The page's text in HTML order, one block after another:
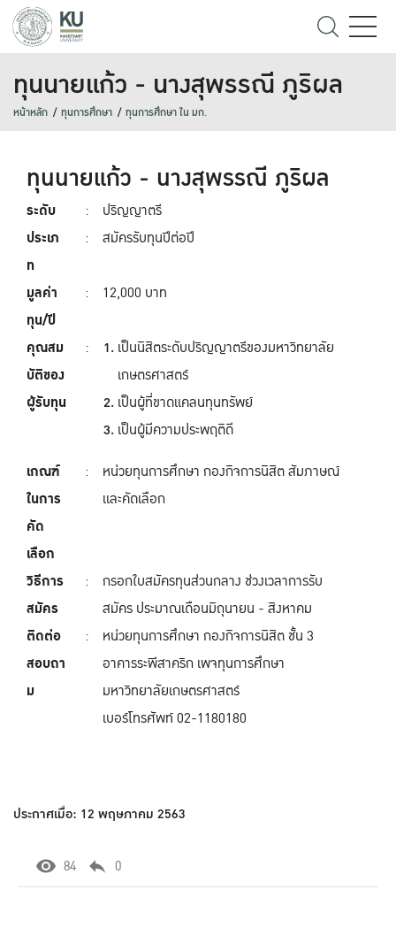
ทุนนายแก้ว - นางสุพรรณี ภูริผล
หน้าหลัก ทุนการศึกษา ทุนการศึกษา ใน มก.
ทุนนายแก้ว - นางสุพรรณี ภูริผล
ระดับ :
ปริญญาตรี
ประเภ
ท
: สมัครรับทุนปีต่อปี
มูลค่า
ทุน/ปี
: 12,000 บาท
คุณสม
บัติของ
ผู้รับทุน
:
เป็นนิสิตระดับปริญญาตรีของมหาวิทยาลัย
เกษตรศาสตร์
เป็นผู้ที่ขาดแคลนทุนทรัพย์
เป็นผู้มีความประพฤติดี
เกณฑ์
ในการ
คัด
เลือก
:
หน่วยทุนการศึกษา กองกิจการนิสิต สัมภาษณ์
และคัดเลือก
วิธีการ
สมัคร
:
กรอกใบสมัครทุนส่วนกลาง ช่วงเวลาการรับ
สมัคร ประมาณเดือนมิถุนายน - สิงหาคม
ติดต่อ
สอบถา
ม
:
หน่วยทุนการศึกษา กองกิจการนิสิต ชั้น 3
อาคารระพีสาคริก เพจทุนการศึกษา
มหาวิทยาลัยเกษตรศาสตร์
เบอร์โทรศัพท์ 02-1180180
ประกาศเมื่อ: 12 พฤษภาคม 2563
84 0